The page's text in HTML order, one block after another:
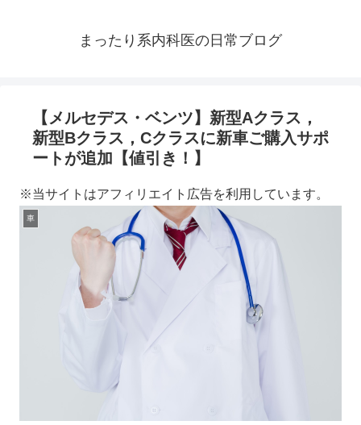
まったり系内科医の日常ブログ
【メルセデス・ベンツ】新型Aクラス，
新型Bクラス，Cクラスに新車ご購入サポ
ートが追加【値引き！】
※当サイトはアフィリエイト広告を利用しています。
車